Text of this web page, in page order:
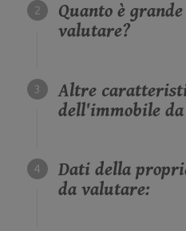
Quanto è
valutare?
Altre
dell'immobile
Dati della
da valutare: